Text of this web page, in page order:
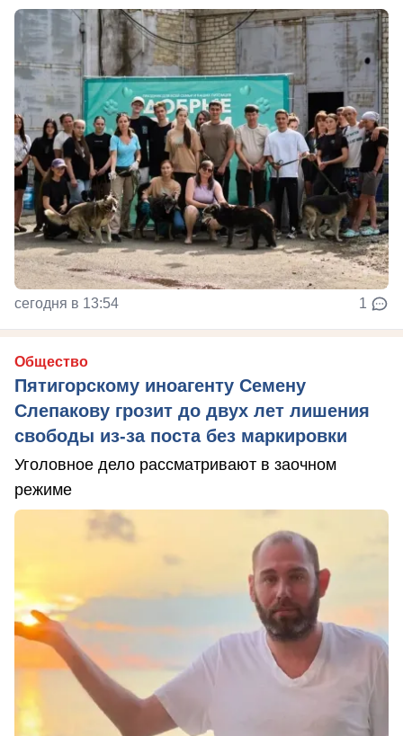
сегодня в 13:54 1
Общество
Пятигорскому иноагенту Семену
Слепакову грозит до двух лет лишения
свободы из-за поста без маркировки
Уголовное дело рассматривают в заочном
режиме